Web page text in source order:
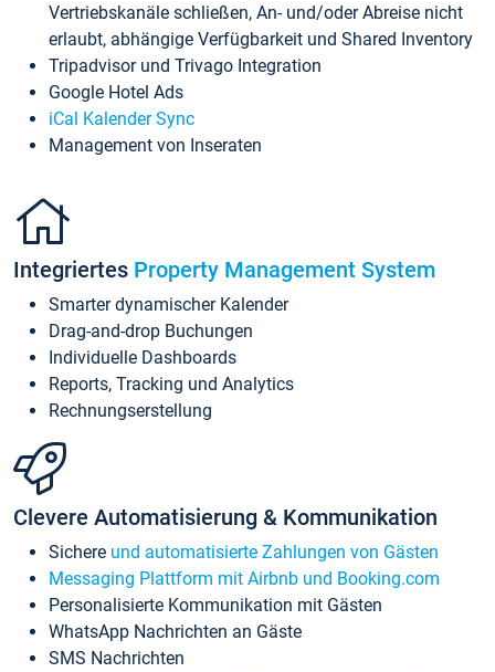
Vertriebskanäle schließen, An- und/oder Abreise nicht
erlaubt, abhängige Verfügbarkeit und Shared Inventory
Tripadvisor und Trivago Integration
Google Hotel Ads
iCal Kalender Sync
Management von Inseraten
Integriertes Property Management System
Smarter dynamischer Kalender
Drag-and-drop Buchungen
Individuelle Dashboards
Reports, Tracking und Analytics
Rechnungserstellung
Clevere Automatisierung & Kommunikation
Sichere und automatisierte Zahlungen von Gästen
Messaging Plattform mit Airbnb und Booking.com
Personalisierte Kommunikation mit Gästen
WhatsApp Nachrichten an Gäste
SMS Nachrichten